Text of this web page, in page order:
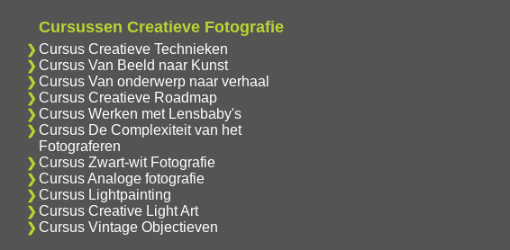
Cursussen Creatieve Fotografie
Cursus Creatieve Technieken
Cursus Van Beeld naar Kunst
Cursus Van onderwerp naar verhaal
Cursus Creatieve Roadmap
Cursus Werken met Lensbaby's
Cursus De Complexiteit van het
Fotograferen
Cursus Zwart-wit Fotografie
Cursus Analoge fotografie
Cursus Lightpainting
Cursus Creative Light Art
Cursus Vintage Objectieven